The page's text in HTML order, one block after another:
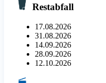
Restabfall
17.08.2026
31.08.2026
14.09.2026
28.09.2026
12.10.2026